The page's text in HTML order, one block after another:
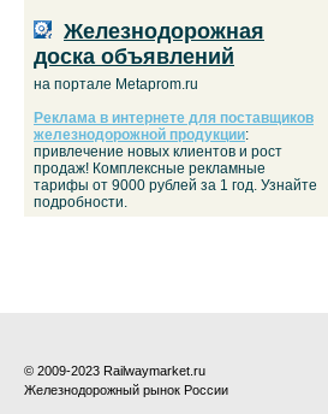
Железнодорожная
доска объявлений
на портале Metaprom.ru
Реклама в интернете для поставщиков
железнодорожной продукции:
привлечение новых клиентов и рост
продаж! Комплексные рекламные
тарифы от 9000 рублей за 1 год. Узнайте
подробности.
© 2009-2023 Railwaymarket.ru
Железнодорожный рынок России